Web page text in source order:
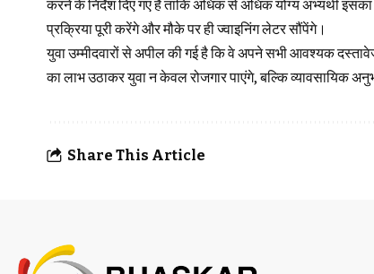
करने के निर्देश दिए गए हैं ताकि अधिक से अधिक योग्य अभ्यर्थी
प्रक्रिया पूरी करेंगे और मौके पर ही ज्वाइनिंग लेटर सौंपेंगे।
युवा उम्मीदवारों से अपील की गई है कि वे अपने सभी आवश्यक
का लाभ उठाकर युवा न केवल रोजगार पाएंगे, बल्कि व्यावसायिक
Share This Article